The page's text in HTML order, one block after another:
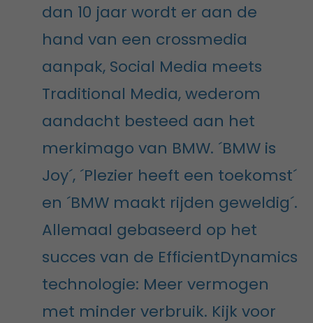
dan 10 jaar wordt er aan de
hand van een crossmedia
aanpak, Social Media meets
Traditional Media, wederom
aandacht besteed aan het
merkimago van BMW. ´BMW is
Joy´, ´Plezier heeft een toekomst´
en ´BMW maakt rijden geweldig´.
Allemaal gebaseerd op het
succes van de EfficientDynamics
technologie: Meer vermogen
met minder verbruik. Kijk voor